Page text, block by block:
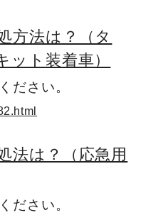
方法は？（タ
ット装着車）
ださい。
法は？（応急用
ださい。